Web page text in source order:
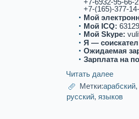
+7-6932-95-66-
+7-(165)-377-
Мой
Мой ICQ:
Мой Skype:
Я —
Ожидаемая
Зарплата на
Читать далее
Метки:аpaбский,
русский, языков